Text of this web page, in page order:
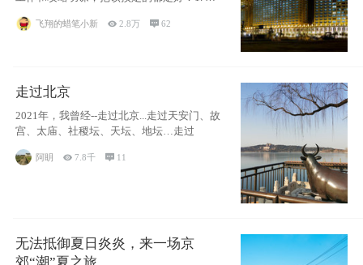
飞翔的蜡笔小新 2.8万 62
走过北京
2021年，我曾经--走过北京...走过天安门、故
宫、太庙、社稷坛、天坛、地坛…走过
阿眀 7.8千  11
无法抵御夏日炎炎，来一场京